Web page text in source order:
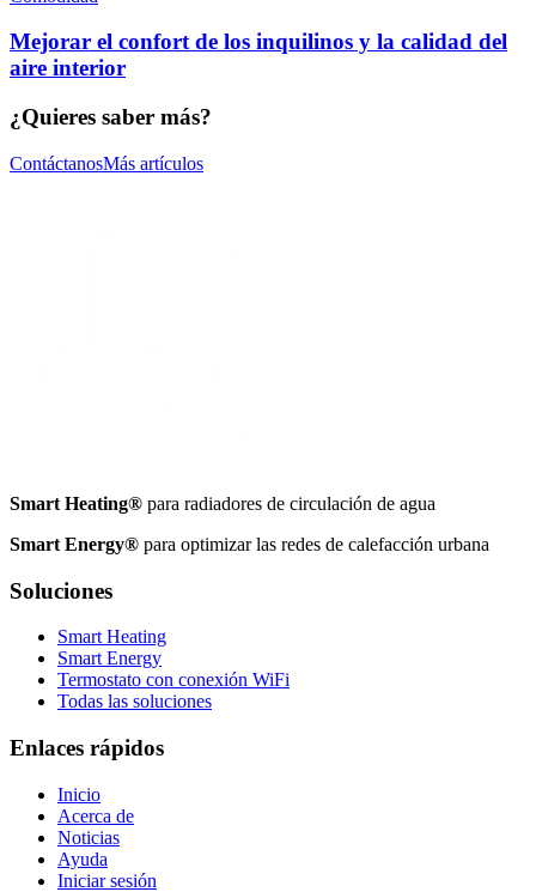
Mejorar el confort de los inquilinos y la calidad del
aire interior
¿Quieres saber más?
ContáctanosMás artículos
Smart Heating® para radiadores de circulación de agua
Smart Energy® para optimizar las redes de calefacción urbana
Soluciones
Smart Heating
Smart Energy
Termostato con conexión WiFi
Todas las soluciones
Enlaces rápidos
Inicio
Acerca de
Noticias
Ayuda
Iniciar sesión